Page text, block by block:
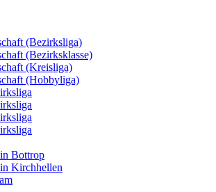
(Bezirksliga)
(Bezirksklasse)
(Kreisliga)
(Hobbyliga)
Bottrop
Kirchhellen